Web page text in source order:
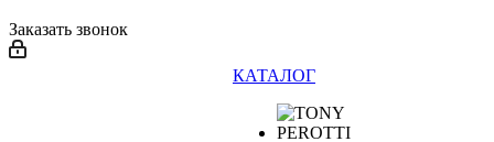
Заказать звонок
КАТАЛОГ